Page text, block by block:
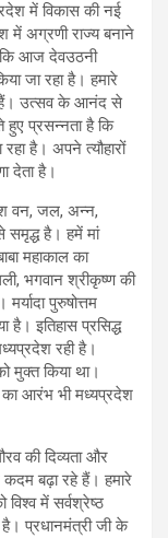
में विकास की नई
में अग्रणी राज्य बनाने
आज देवउठनी
जा रहा है। हमारे
हैं। उत्सव के आनंद से
हुए प्रसन्नता है कि
है। अपने त्यौहारों
देता है।
वन, जल, अन्न,
है। हमें मां
महाकाल का
भगवान श्रीकृष्ण की
पुरुषोत्तम
है। इतिहास प्रसिद्ध
रही है।
मुक्त किया था।
का आरंभ भी मध्यप्रदेश
की दिव्यता और
बढ़ा रहे हैं। हमारे
विश्व में सर्वश्रेष्ठ
है। प्रधानमंत्री जी के